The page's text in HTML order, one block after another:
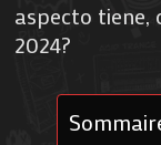
aspecto tiene,
2024?